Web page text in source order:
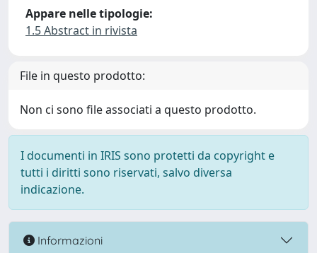
Appare nelle tipologie:
1.5 Abstract in rivista
File in questo prodotto:
Non ci sono file associati a questo prodotto.
I documenti in IRIS sono protetti da copyright e
tutti i diritti sono riservati, salvo diversa
indicazione.
Informazioni